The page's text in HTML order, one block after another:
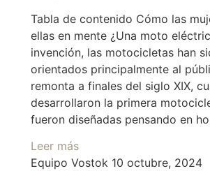
Tabla de contenido Cómo las
ellas en mente ¿Una moto
invención, las motocicletas han
orientados principalmente al
remonta a finales del siglo XIX,
desarrollaron la primera
fueron diseñadas pensando en
Leer más
Equipo Vostok 10 octubre, 2024